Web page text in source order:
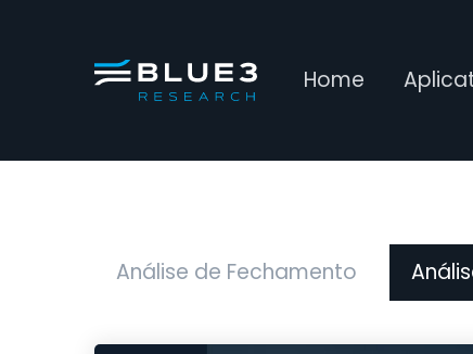
Home
Análise de Fechamento